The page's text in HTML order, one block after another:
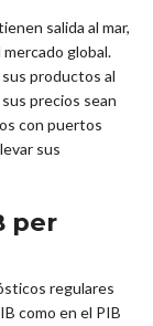
salida al mar,
global.
productos al
precios sean
con puertos
sus
per
regulares
como en el PIB